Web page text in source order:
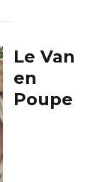
Le Van
en
Poupe